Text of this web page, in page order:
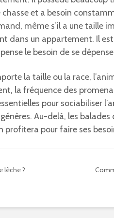
chasse et a besoin
même s’il a une taille
dans un appartement. Il
le besoin de se
la taille ou la race,
la fréquence des
pour sociabiliser
Au-delà, les
profitera pour faire ses
lèche ?